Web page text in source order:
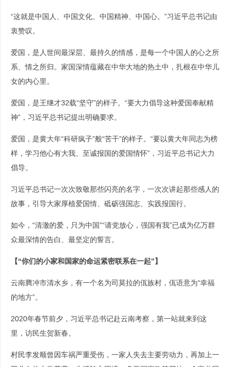
“这就是中国人、中国文化、中国精神、中国心。”习近平总书记由
衷赞叹。
爱国，是人世间最深层、最持久的情感，是每一个中国人的心之所
系、情之所归。家国深情蕴藏在中华大地的热土中，扎根在中华儿
女的内心里。
爱国，是王继才32载“坚守”的样子。“要大力倡导这种爱国奉献精
神”，习近平总书记提出明确要求。
爱国，是黄大年“科研疯子”般“苦干”的样子。“要以黄大年同志为榜
样，学习他心有大我、至诚报国的爱国情怀”，习近平总书记大力
倡导。
习近平总书记一次次致敬那些闪亮的名字，一次次讲起那些感人的
故事，引导大家厚植爱国情、砥砺强国志、实践报国行。
如今，“清澈的爱，只为中国”“请党放心，强国有我”已成为亿万群
众最深情的告白、最坚定的誓言。
【“你们的小家和国家的命运紧密联系在一起”】
云南腾冲市清水乡，有一个名为司莫拉的佤族村，佤语意为“幸福
的地方”。
2020年春节前夕，习近平总书记赴云南考察，第一站就来到这
里，访民生贺新春。
村民李发顺曾因车祸严重受伤，一家人失去主要劳动力，再加上一